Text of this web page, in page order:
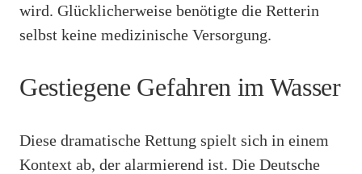
wird. Glücklicherweise benötigte die Retterin
selbst keine medizinische Versorgung.
Gestiegene Gefahren im Wasser
Diese dramatische Rettung spielt sich in einem
Kontext ab, der alarmierend ist. Die Deutsche